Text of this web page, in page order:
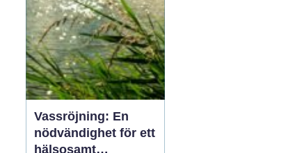
om komponenterna inte
är rätt valda.02 augusti
2026
Vassröjning: En
nödvändighet för ett
hälsosamt